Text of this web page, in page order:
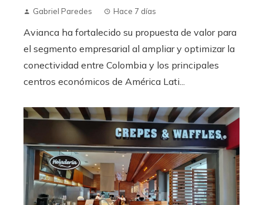
Gabriel Paredes Hace 7 días
Avianca ha fortalecido su propuesta de valor para
el segmento empresarial al ampliar y optimizar la
conectividad entre Colombia y los principales
centros económicos de América Lati...